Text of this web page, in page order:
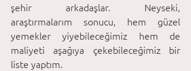
şehir arkadaşlar. Neyseki,
araştırmalarım sonucu, hem güzel
yemekler yiyebileceğimiz hem de
maliyeti aşağıya çekebileceğimiz bir
liste yaptım.